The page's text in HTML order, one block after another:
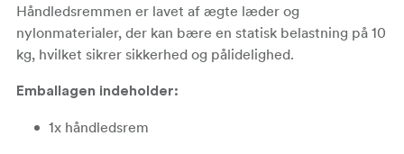
Håndledsremmen er lavet af ægte læder og
nylonmaterialer, der kan bære en statisk belastning på 10
kg, hvilket sikrer sikkerhed og pålidelighed.
Emballagen indeholder:
1x håndledsrem